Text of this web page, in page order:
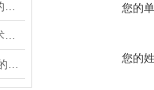
您的
您的